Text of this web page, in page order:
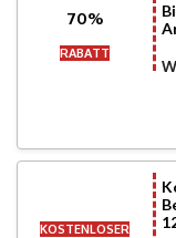
70%
RABATT
KOSTENLOSER